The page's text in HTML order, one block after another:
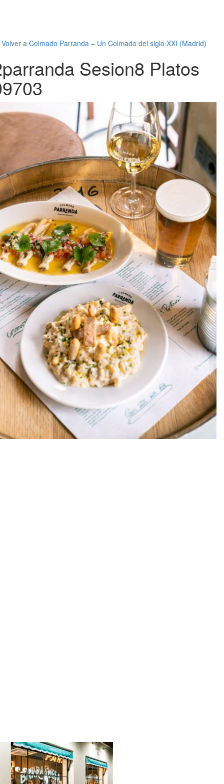
Volver a Colmado Parranda – Un Colmado del siglo XXI (Madrid)
Sesion8 Platos